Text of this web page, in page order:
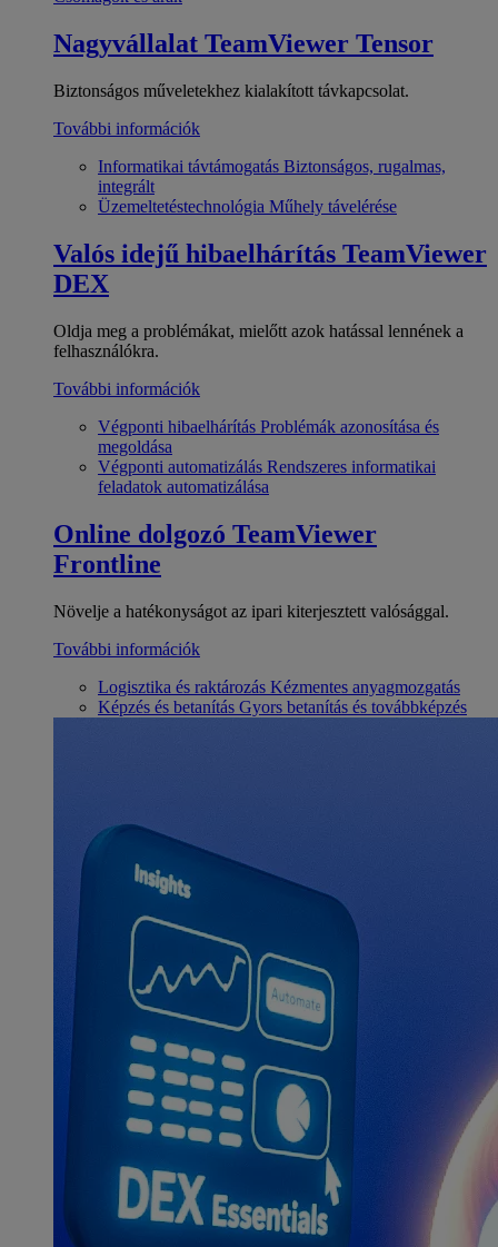
Nagyvállalat TeamViewer Tensor
Biztonságos műveletekhez kialakított távkapcsolat.
További információk
Informatikai távtámogatás Biztonságos, rugalmas,
integrált
Üzemeltetéstechnológia Műhely távelérése
Valós idejű hibaelhárítás TeamViewer
DEX
Oldja meg a problémákat, mielőtt azok hatással lennének a
felhasználókra.
További információk
Végponti hibaelhárítás Problémák azonosítása és
megoldása
Végponti automatizálás Rendszeres informatikai
feladatok automatizálása
Online dolgozó TeamViewer
Frontline
Növelje a hatékonyságot az ipari kiterjesztett valósággal.
További információk
Logisztika és raktározás Kézmentes anyagmozgatás
Képzés és betanítás Gyors betanítás és továbbképzés